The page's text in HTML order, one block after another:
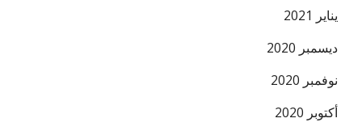
يناير 2021
ديسمبر 2020
نوفمبر 2020
أكتوبر 2020